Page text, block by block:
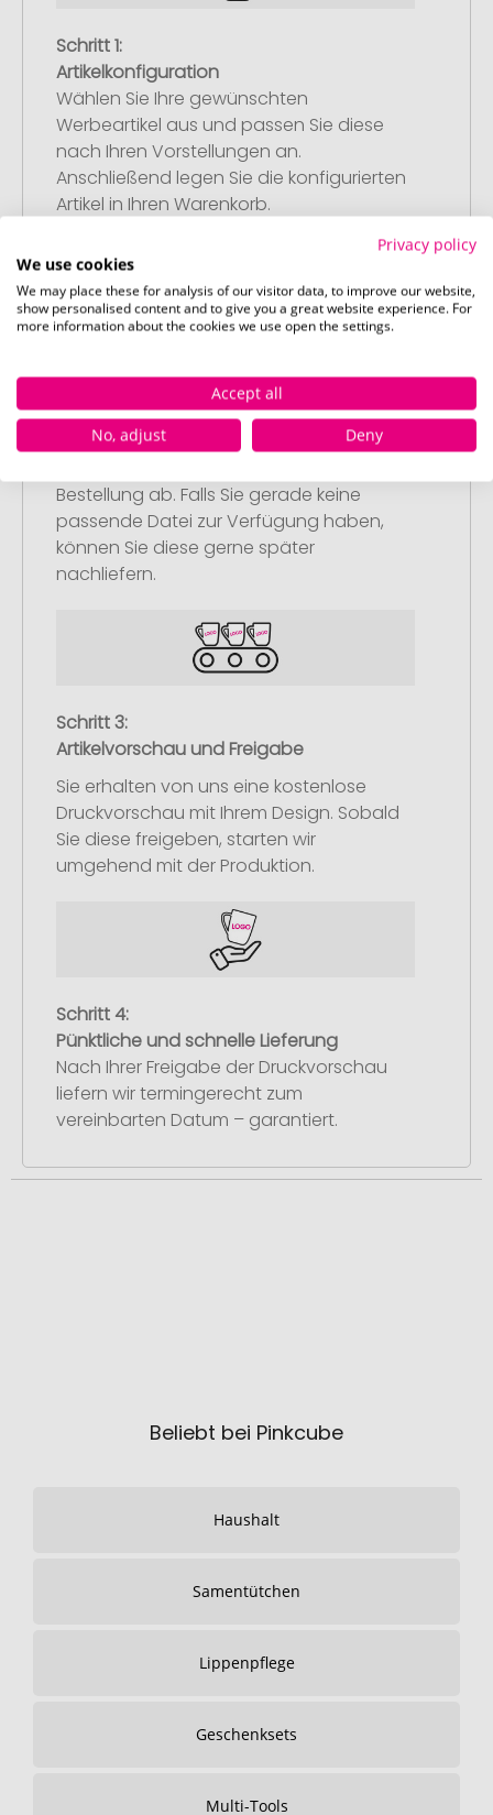
Schritt 1:
Artikelkonfiguration
Wählen Sie Ihre gewünschten
Werbeartikel aus und passen Sie diese
nach Ihren Vorstellungen an.
Anschließend legen Sie die konfigurierten
Artikel in Ihren Warenkorb.
Upload Ihres Logos oder Motivs
Laden Sie auf unserer
Bestellabschlussseite (Checkout) Ihr Logo
Bestellung ab. Falls Sie gerade keine
passende Datei zur Verfügung haben,
können Sie diese gerne später
nachliefern.
Schritt 3:
Artikelvorschau und Freigabe
Sie erhalten von uns eine kostenlose
Druckvorschau mit Ihrem Design. Sobald
Sie diese freigeben, starten wir
umgehend mit der Produktion.
Schritt 4:
Pünktliche und schnelle Lieferung
Nach Ihrer Freigabe der Druckvorschau
liefern wir termingerecht zum
vereinbarten Datum – garantiert.
Beliebt bei Pinkcube
Haushalt
Samentütchen
Lippenpflege
Geschenksets
Multi-Tools
Privacy policy
We use cookies
We may place these for analysis of our visitor data, to improve our website,
show personalised content and to give you a great website experience. For
more information about the cookies we use open the settings.
Accept all
No, adjust
Deny